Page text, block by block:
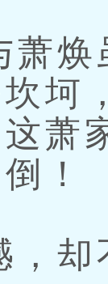
焕
坷
萧
！
却